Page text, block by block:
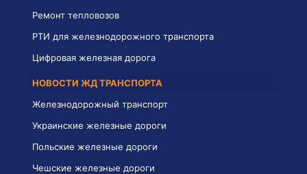
Ремонт тепловозов
РТИ для железнодорожного транспорта
Цифровая железная дорога
НОВОСТИ ЖД ТРАНСПОРТА
Железнодорожный транспорт
Украинские железные дороги
Польские железные дороги
Чешские железные дороги